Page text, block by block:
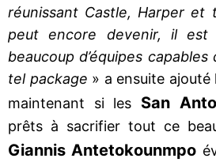
réunissant Castle, Harper et
peut encore devenir, il est
beaucoup d’équipes
tel package » a ensuite
maintenant si les San
prêts à sacrifier tout ce
Giannis Antetokounmpo